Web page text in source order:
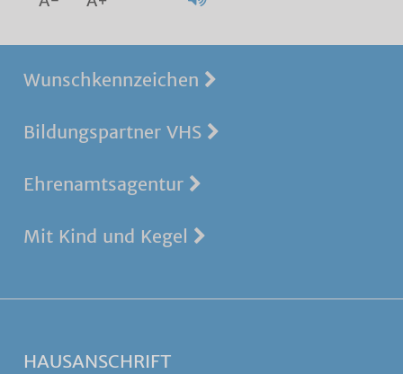
Wunschkennzeichen
Bildungspartner VHS
Ehrenamtsagentur
Mit Kind und Kegel
HAUSANSCHRIFT